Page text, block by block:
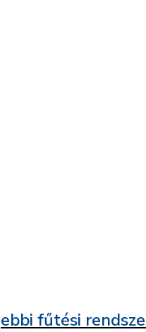
fűtési